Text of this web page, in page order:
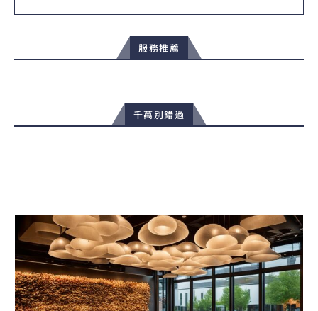
服務推薦
千萬別錯過